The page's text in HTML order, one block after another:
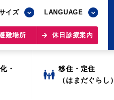
イズ LANGUAGE
難場所 休日診療案内
イズ LANGUAGE
難場所 休日診療案内
・
移住・定住
（はまだぐらし）
・
移住・定住
（はまだぐらし）